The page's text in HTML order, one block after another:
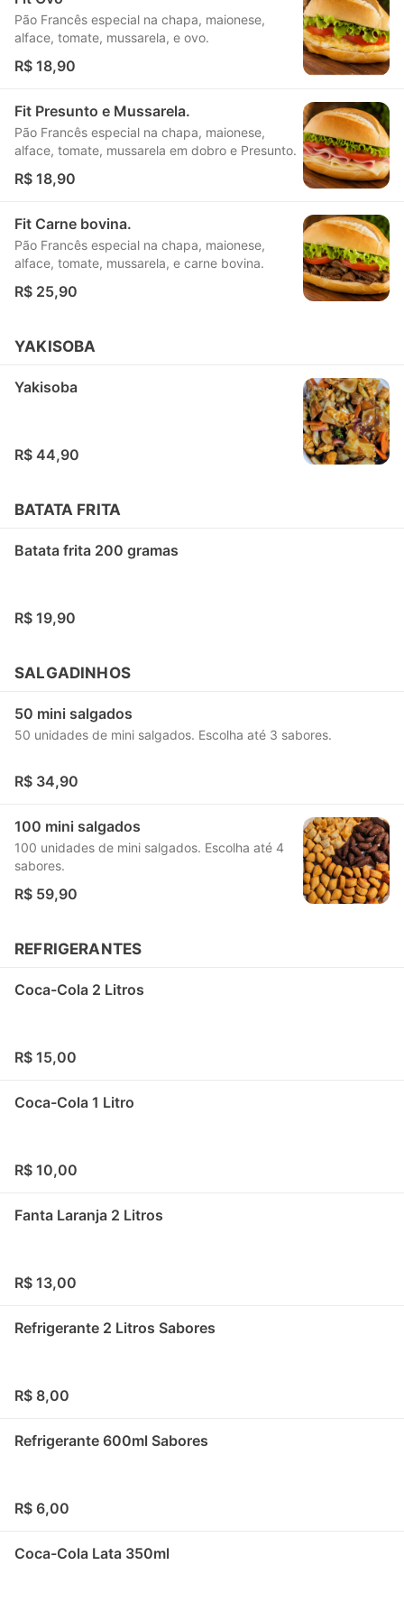
Pão Francês especial na chapa, maionese,
alface, tomate, mussarela, e ovo.
R$ 18,90
Fit Presunto e Mussarela.
Pão Francês especial na chapa, maionese,
alface, tomate, mussarela em dobro e Presunto.
R$ 18,90
Fit Carne bovina.
Pão Francês especial na chapa, maionese,
alface, tomate, mussarela, e carne bovina.
R$ 25,90
YAKISOBA
Yakisoba
R$ 44,90
BATATA FRITA
Batata frita 200 gramas
R$ 19,90
SALGADINHOS
50 mini salgados
50 unidades de mini salgados. Escolha até 3 sabores.
R$ 34,90
100 mini salgados
100 unidades de mini salgados. Escolha até 4
sabores.
R$ 59,90
REFRIGERANTES
Coca-Cola 2 Litros
R$ 15,00
Coca-Cola 1 Litro
R$ 10,00
Fanta Laranja 2 Litros
R$ 13,00
Refrigerante 2 Litros Sabores
R$ 8,00
Refrigerante 600ml Sabores
R$ 6,00
Coca-Cola Lata 350ml